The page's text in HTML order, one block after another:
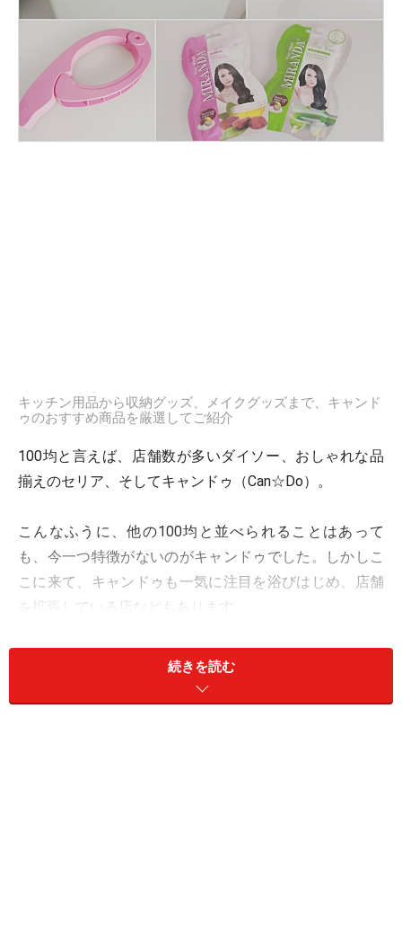
キッチン用品から収納グッズ、メイクグッズまで、キャンド
ゥのおすすめ商品を厳選してご紹介
100均と言えば、店舗数が多いダイソー、おしゃれな品
揃えのセリア、そしてキャンドゥ（Can☆Do）。
こんなふうに、他の100均と並べられることはあって
も、今一つ特徴がないのがキャンドゥでした。しかしこ
こに来て、キャンドゥも一気に注目を浴びはじめ、店舗
を拡張している店などもあります。
注目のきっかけは、キャンドゥに爆発的な人気商品がい
ではないでしょうか。
続きを読む